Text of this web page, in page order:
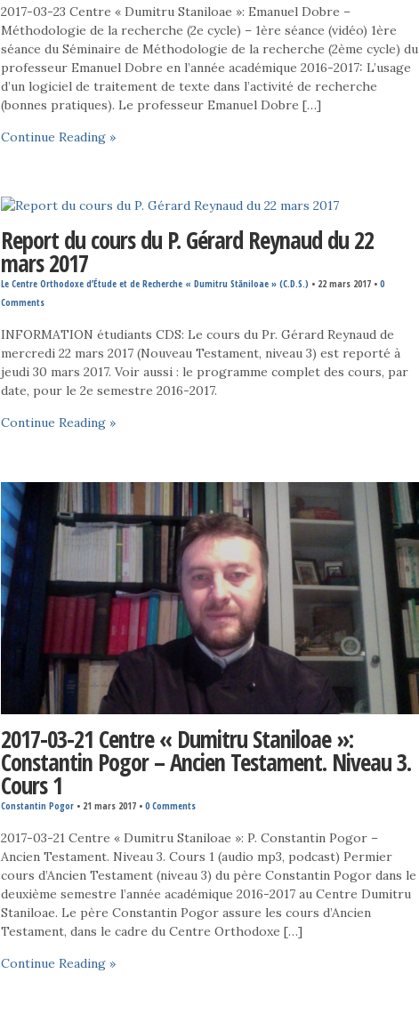
2017-03-23 Centre « Dumitru Staniloae »: Emanuel Dobre –
Méthodologie de la recherche (2e cycle) – 1ère séance (vidéo) 1ère
séance du Séminaire de Méthodologie de la recherche (2ème cycle) du
professeur Emanuel Dobre en l’année académique 2016-2017: L’usage
d’un logiciel de traitement de texte dans l’activité de recherche
(bonnes pratiques). Le professeur Emanuel Dobre […]
Continue Reading »
Report du cours du P. Gérard Reynaud du 22
mars 2017
Le Centre Orthodoxe d’Étude et de Recherche « Dumitru Stăniloae » (C.D.S.) • 22 mars 2017 •0
Comments
INFORMATION étudiants CDS: Le cours du Pr. Gérard Reynaud de
mercredi 22 mars 2017 (Nouveau Testament, niveau 3) est reporté à
jeudi 30 mars 2017. Voir aussi : le programme complet des cours, par
date, pour le 2e semestre 2016-2017.
Continue Reading »
2017-03-21 Centre « Dumitru Staniloae »:
Constantin Pogor – Ancien Testament. Niveau 3.
Cours 1
Constantin Pogor • 21 mars 2017 •0 Comments
2017-03-21 Centre « Dumitru Staniloae »: P. Constantin Pogor –
Ancien Testament. Niveau 3. Cours 1 (audio mp3, podcast) Permier
cours d’Ancien Testament (niveau 3) du père Constantin Pogor dans le
deuxième semestre l’année académique 2016-2017 au Centre Dumitru
Staniloae. Le père Constantin Pogor assure les cours d’Ancien
Testament, dans le cadre du Centre Orthodoxe […]
Continue Reading »